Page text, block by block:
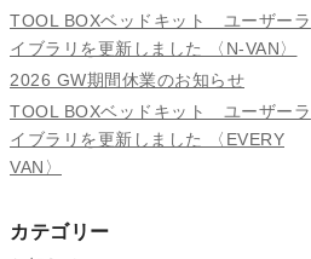
TOOL BOXベッドキット ユーザーラ
イブラリを更新しました 〈N-VAN〉
2026 GW期間休業のお知らせ
TOOL BOXベッドキット ユーザーラ
イブラリを更新しました 〈EVERY
VAN〉
カテゴリー